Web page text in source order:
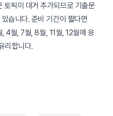
토픽이 대거 추가되므로 기출문
습니다. 준비 기간이 짧다면
4월, 7월, 8월, 11월, 12월에 응
리합니다.